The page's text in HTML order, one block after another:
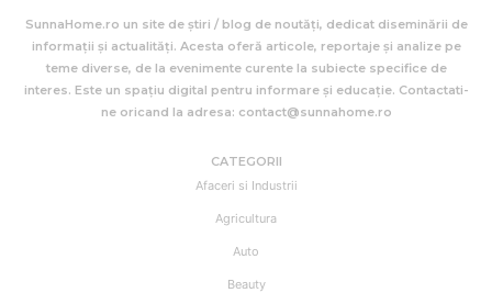
SunnaHome.ro un site de știri / blog de noutăți, dedicat diseminării de
informații și actualități. Acesta oferă articole, reportaje și analize pe
teme diverse, de la evenimente curente la subiecte specifice de
interes. Este un spațiu digital pentru informare și educație. Contactati-
ne oricand la adresa: contact@sunnahome.ro
CATEGORII
Afaceri si Industrii
Agricultura
Auto
Beauty